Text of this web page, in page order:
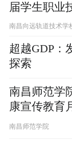
届学生职业
表彰大会落
南昌向远轨道技术学
超越GDP：
探索
南昌师范学
康宣传教育
南昌师范学院